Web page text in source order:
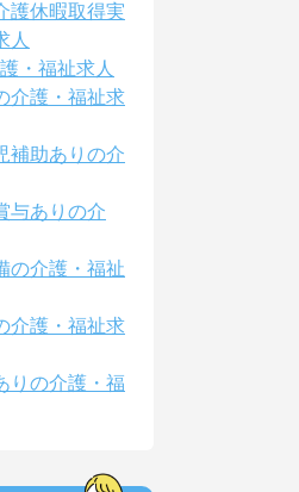
護休暇取得実
人
・福祉求人
介護・福祉求
補助ありの介
与ありの介
の介護・福祉
介護・福祉求
りの介護・福